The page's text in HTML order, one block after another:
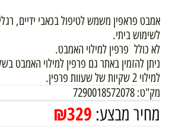
אמבט פראפין משמש לטיפול בכאבי ידיים,
לשימוש ביתי.
לא כולל פרפין למילוי האמבט.
למילוי 2 שקיות של שעוות פרפין.
מק"ט: 7290018572078
מחיר מבצע: ₪329